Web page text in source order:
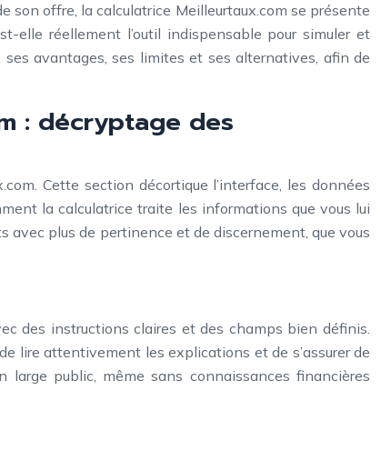
son offre, la calculatrice Meilleurtaux.com se présente
elle réellement l’outil indispensable pour simuler et
avantages, ses limites et ses alternatives, afin de
: décryptage des
Cette section décortique l’interface, les données
la calculatrice traite les informations que vous lui
avec plus de pertinence et de discernement, que vous
des instructions claires et des champs bien définis.
lire attentivement les explications et de s’assurer de
public, même sans connaissances financières